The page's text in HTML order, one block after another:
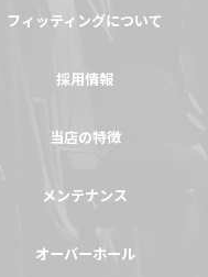
フィッティングについて
採用情報
当店の特徴
メンテナンス
オーバーホール